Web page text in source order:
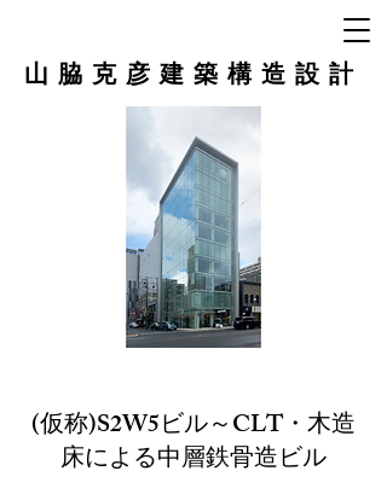
山脇克彦建築構造設計
(仮称)S2W5ビル～CLT・木造
床による中層鉄骨造ビル